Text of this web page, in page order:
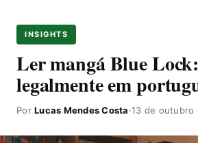
INSIGHTS
Ler mangá Blue
legalmente em
PorLucas Mendes Costa·13 de outubro